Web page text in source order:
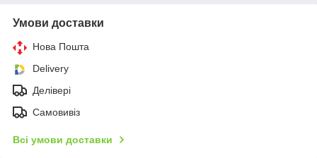
Умови доставки
Нова Пошта
Delivery
Делівері
Самовивіз
Всі умови доставки